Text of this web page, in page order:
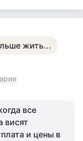
жить...
все
висят
и цены в